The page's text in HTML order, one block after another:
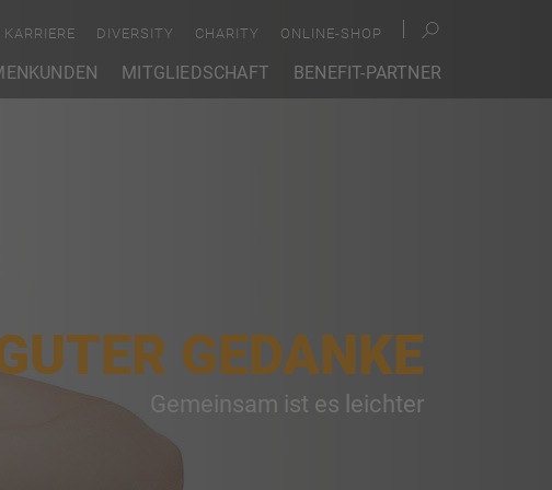
MITGLIEDSCHAFT BENEFIT-PARTNER
KARRIERE DIVERSITY CHARITY ONLINE-SHOP
GEDANKE
Gemeinsam ist es leichter